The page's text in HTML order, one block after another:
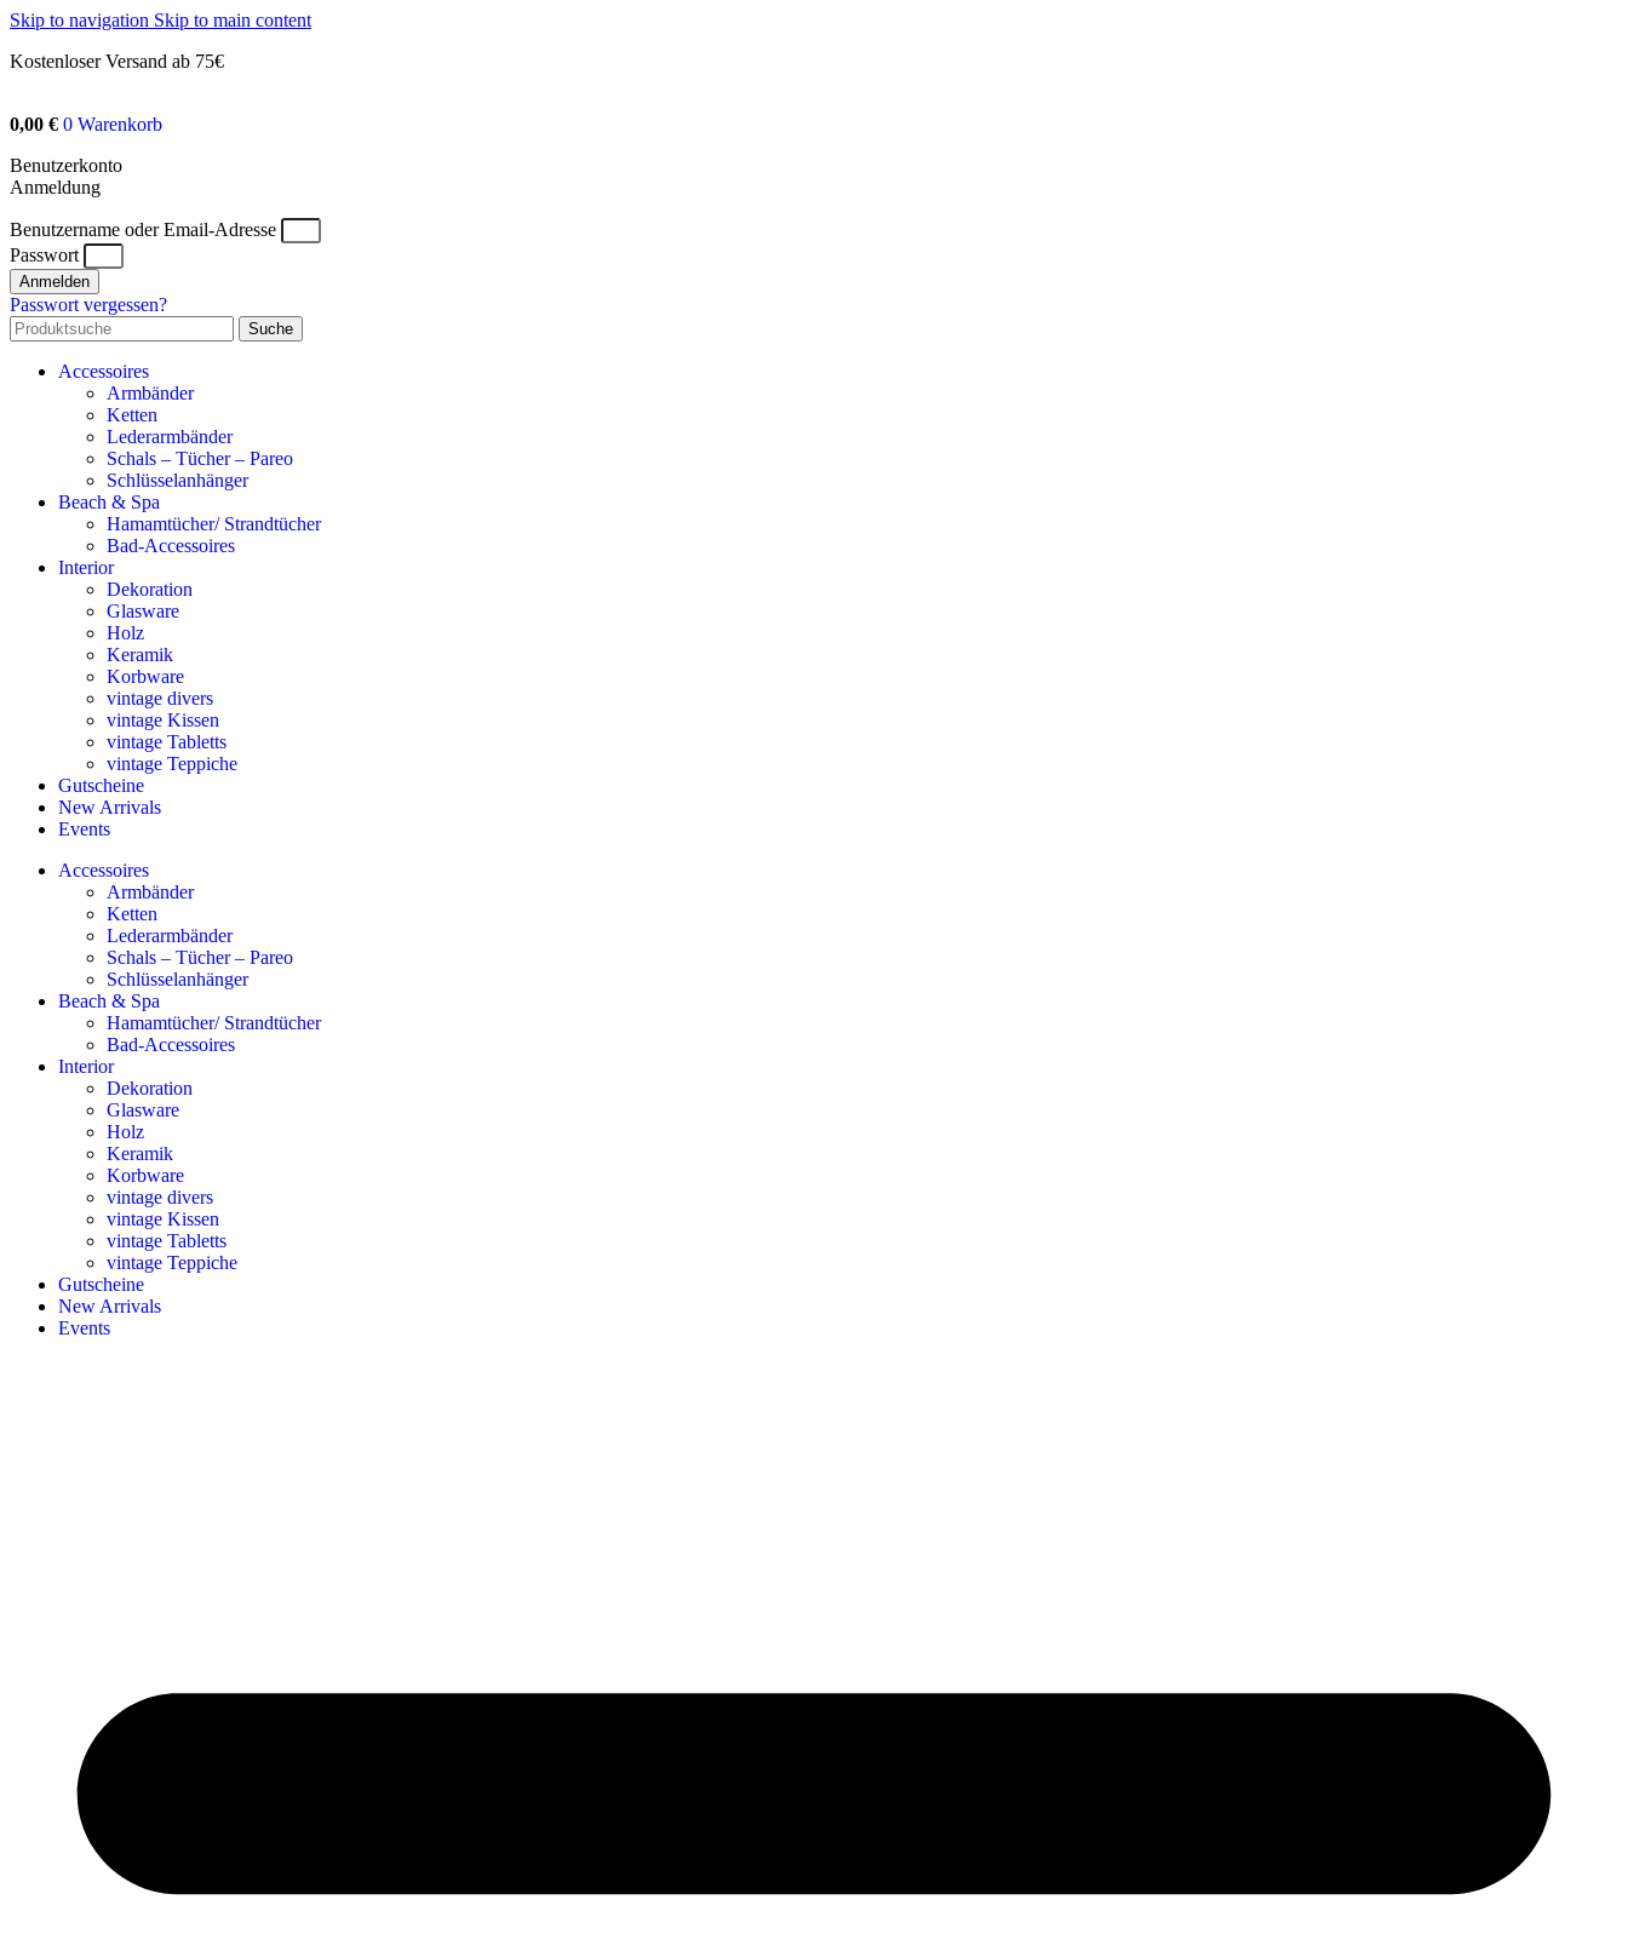
Skip to navigation Skip to main content
Kostenloser Versand ab 75€
0,00 € 0 Warenkorb
Benutzerkonto
Anmeldung
Benutzername oder Email-Adresse
Passwort
Anmelden
Passwort vergessen?
Suche
Accessoires
Armbänder
Ketten
Lederarmbänder
Schals – Tücher – Pareo
Schlüsselanhänger
Beach & Spa
Hamamtücher/ Strandtücher
Bad-Accessoires
Interior
Dekoration
Glasware
Holz
Keramik
Korbware
vintage divers
vintage Kissen
vintage Tabletts
vintage Teppiche
Gutscheine
New Arrivals
Events
Accessoires
Armbänder
Ketten
Lederarmbänder
Schals – Tücher – Pareo
Schlüsselanhänger
Beach & Spa
Hamamtücher/ Strandtücher
Bad-Accessoires
Interior
Dekoration
Glasware
Holz
Keramik
Korbware
vintage divers
vintage Kissen
vintage Tabletts
vintage Teppiche
Gutscheine
New Arrivals
Events